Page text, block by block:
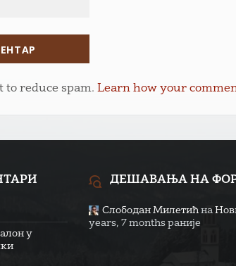
to reduce spam.Learn how your
у
ДЕШАВАЊА НА
Слободан Милетићна
years, 7 months раније